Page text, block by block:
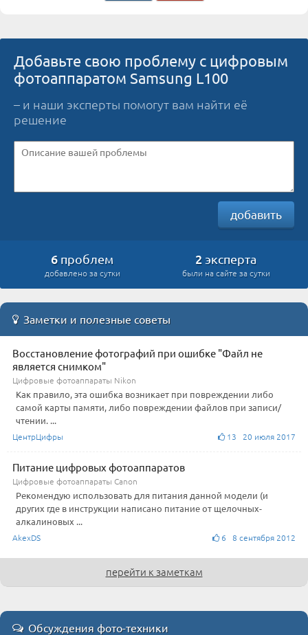
Добавьте свою проблему с цифровым
фотоаппаратом Samsung L100
– и наши эксперты помогут вам найти её
решение
добавить
6 проблем
добавлено за сутки
2 эксперта
были на сайте за сутки
Заметки и полезные советы
Восстановление фотографий при ошибке "Файл не
является снимком"
Цифровые фотоаппараты Nikon
Как правило, эта ошибка возникает при повреждении либо
самой карты памяти, либо повреждении файлов при записи/
чтении. ...
ЦентрЦифры 13 20 июля 2017
Питание цифровых фотоаппаратов
Цифровые фотоаппараты Canon
Рекомендую использовать для питания данной модели (и
других где в инструкции написано питание от щелочных-
алкалиновых ...
AkexDS 6 8 сентября 2012
перейти к заметкам
Обсуждения фото-техники